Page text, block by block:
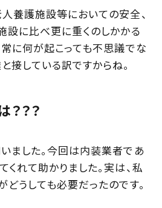
養護施設等においての安全、
設に比べ更に重くのしかかる
常に何が起こっても不思議でな
接している訳ですからね。
？？
ました。今回は内装業者であ
れて助かりました。実は、私
うしても必要だったのです。